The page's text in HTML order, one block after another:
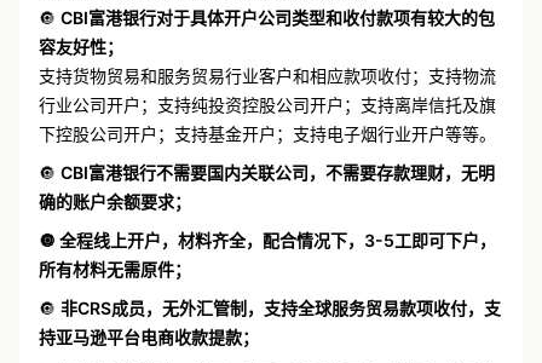
🔘 CBI富港银行对于具体开户公司类型和收付款项有较大的包
容友好性；
支持货物贸易和服务贸易行业客户和相应款项收付；支持物流
行业公司开户；支持纯投资控股公司开户；支持离岸信托及旗
下控股公司开户；支持基金开户；支持电子烟行业开户等等。
🔘 CBI富港银行不需要国内关联公司，不需要存款理财，无明
确的账户余额要求；
🔘 全程线上开户，材料齐全，配合情况下，3-5工即可下户，
所有材料无需原件；
🔘 非CRS成员，无外汇管制，支持全球服务贸易款项收付，支
持亚马逊平台电商收款提款；